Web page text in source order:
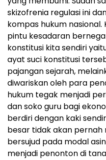
skizofrenia regulasi ini
kompas hukum
pintu kesadaran
konstitusi kita sendiri
ayat suci konstitusi
pajangan sejarah,
diwariskan oleh para
hukum tegak menjadi
dan soko guru bagi
berdiri dengan kaki
besar tidak akan
bersujud pada modal
menjadi penonton di